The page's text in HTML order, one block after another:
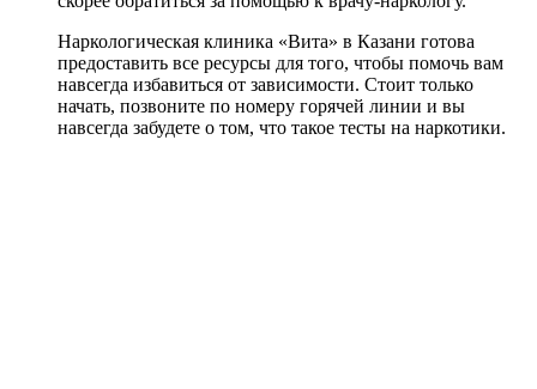
Наркологическая клиника «Вита» в Казани готова
предоставить все ресурсы для того, чтобы помочь вам
навсегда избавиться от зависимости. Стоит только
начать, позвоните по номеру горячей линии и вы
навсегда забудете о том, что такое тесты на наркотики.